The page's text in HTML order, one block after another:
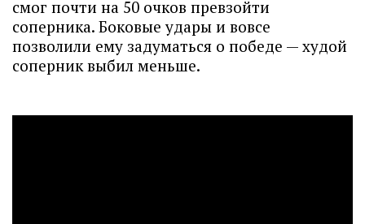
смог почти на 50 очков превзойти
соперника. Боковые удары и вовсе
позволили ему задуматься о победе — худой
соперник выбил меньше.